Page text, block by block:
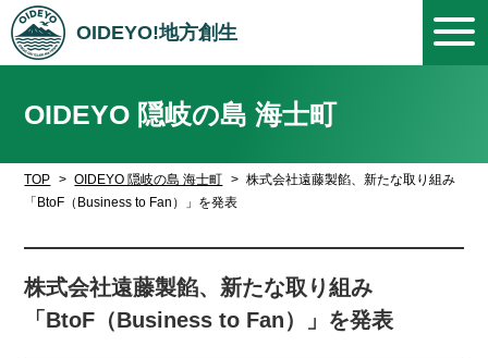
OIDEYO!地方創生
OIDEYO 隠岐の島 海士町
TOP OIDEYO 隠岐の島 海士町
株式会社遠藤製餡、新たな取り組み
「BtoF（Business to Fan）」を発表
株式会社遠藤製餡、新たな取り組み
「BtoF（Business to Fan）」を発表